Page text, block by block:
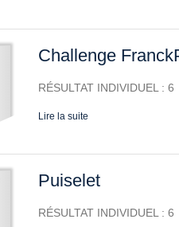
Challenge
RÉSULTAT INDIVIDUEL : 6
Lire la suite
Puiselet
RÉSULTAT INDIVIDUEL : 6